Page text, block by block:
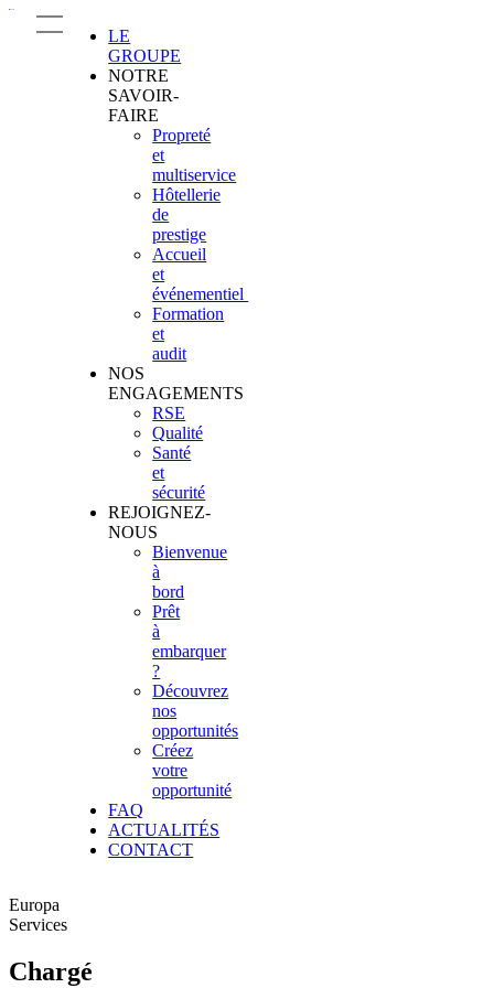
LE
GROUPE
NOTRE
SAVOIR-
FAIRE
Propreté
et
multiservice
Hôtellerie
de
prestige
Accueil
et
événementiel
Formation
et
audit
NOS
ENGAGEMENTS
RSE
Qualité
Santé
et
sécurité
REJOIGNEZ-
NOUS
Bienvenue
à
bord
Prêt
à
embarquer
?
Découvrez
nos
opportunités
Créez
votre
opportunité
FAQ
ACTUALITÉS
CONTACT
Europa
Services
Chargé